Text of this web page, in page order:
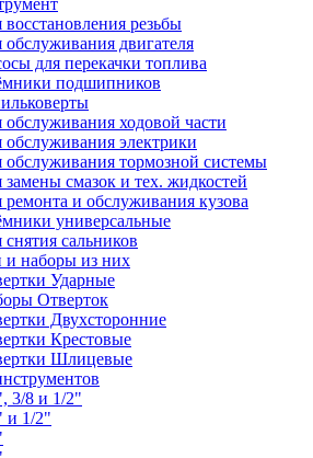
восстановления резьбы
обслуживания двигателя
для перекачки топлива
подшипников
обслуживания ходовой части
обслуживания электрики
обслуживания тормозной системы
замены смазок и тех. жидкостей
ремонта и обслуживания кузова
универсальные
снятия сальников
и наборы из них
Ударные
Отверток
Двухсторонние
Крестовые
Шлицевые
3/8 и 1/2"
и 1/2"